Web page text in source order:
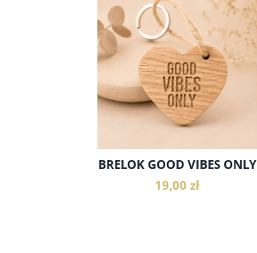
BRELOK GOOD VIBES ONLY
19,00 zł